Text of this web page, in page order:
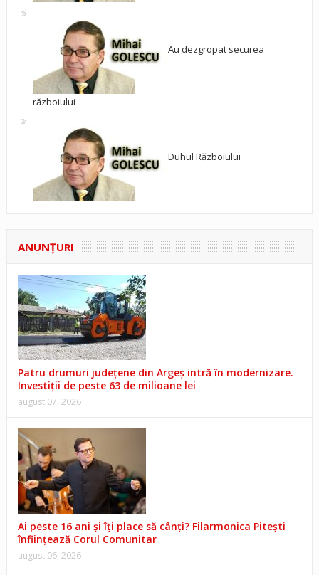
Au dezgropat securea
războiului
Duhul Războiului
ANUNŢURI
Patru drumuri județene din Argeș intră în modernizare.
Investiții de peste 63 de milioane lei
august 07, 2026
Ai peste 16 ani și îți place să cânți? Filarmonica Pitești
înființează Corul Comunitar
august 06, 2026